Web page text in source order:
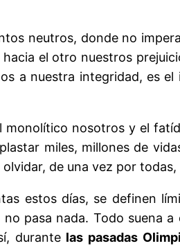
neutros, donde no
el otro nuestros
a nuestra integridad, es
nosotros y el
miles, millones de
de una vez por
estos días, se definen
pasa nada. Todo suena
durante las pasadas